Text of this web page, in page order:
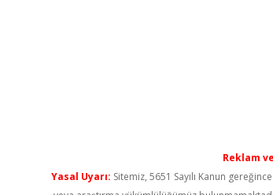
Reklam
Yasal Uyarı: Sitemiz, 5651 Sayılı Kanun